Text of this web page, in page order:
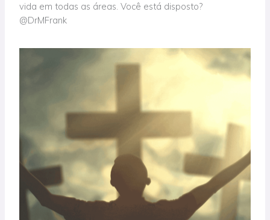
vida em todas as áreas. Você está disposto?
@DrMFrank